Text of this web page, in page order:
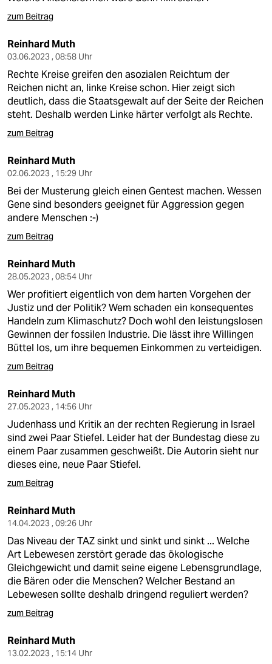
zum Beitrag
Reinhard Muth
03.06.2023 , 08:58 Uhr
Rechte Kreise greifen den asozialen Reichtum der
Reichen nicht an, linke Kreise schon. Hier zeigt sich
deutlich, dass die Staatsgewalt auf der Seite der Reichen
steht. Deshalb werden Linke härter verfolgt als Rechte.
zum Beitrag
Reinhard Muth
02.06.2023 , 15:29 Uhr
Bei der Musterung gleich einen Gentest machen. Wessen
Gene sind besonders geeignet für Aggression gegen
andere Menschen :-)
zum Beitrag
Reinhard Muth
28.05.2023 , 08:54 Uhr
Wer profitiert eigentlich von dem harten Vorgehen der
Justiz und der Politik? Wem schaden ein konsequentes
Handeln zum Klimaschutz? Doch wohl den leistungslosen
Gewinnen der fossilen Industrie. Die lässt ihre Willingen
Büttel los, um ihre bequemen Einkommen zu verteidigen.
zum Beitrag
Reinhard Muth
27.05.2023 , 14:56 Uhr
Judenhass und Kritik an der rechten Regierung in Israel
sind zwei Paar Stiefel. Leider hat der Bundestag diese zu
einem Paar zusammen geschweißt. Die Autorin sieht nur
dieses eine, neue Paar Stiefel.
zum Beitrag
Reinhard Muth
14.04.2023 , 09:26 Uhr
Das Niveau der TAZ sinkt und sinkt und sinkt ... Welche
Art Lebewesen zerstört gerade das ökologische
Gleichgewicht und damit seine eigene Lebensgrundlage,
die Bären oder die Menschen? Welcher Bestand an
Lebewesen sollte deshalb dringend reguliert werden?
zum Beitrag
Reinhard Muth
13.02.2023 , 15:14 Uhr